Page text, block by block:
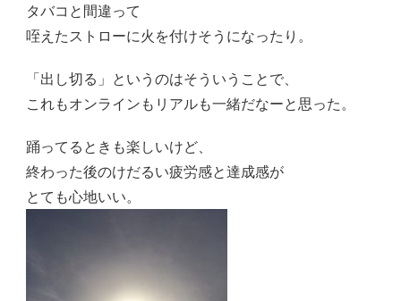
タバコと間違って
咥えたストローに火を付けそうになったり。
「出し切る」というのはそういうことで、
これもオンラインもリアルも一緒だなーと思った。
踊ってるときも楽しいけど、
終わった後のけだるい疲労感と達成感が
とても心地いい。